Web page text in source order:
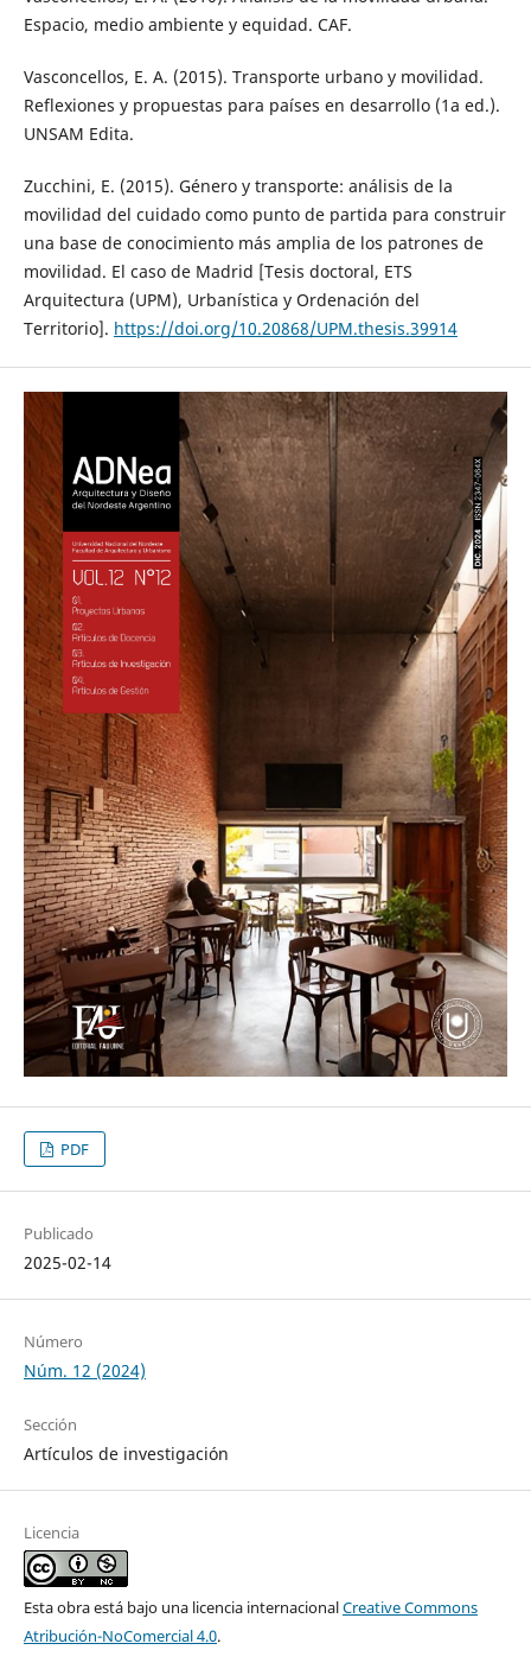
Espacio, medio ambiente y equidad. CAF.
Vasconcellos, E. A. (2015). Transporte urbano y movilidad.
Reflexiones y propuestas para países en desarrollo (1a ed.).
UNSAM Edita.
Zucchini, E. (2015). Género y transporte: análisis de la
movilidad del cuidado como punto de partida para construir
una base de conocimiento más amplia de los patrones de
movilidad. El caso de Madrid [Tesis doctoral, ETS
Arquitectura (UPM), Urbanística y Ordenación del
Territorio]. https://doi.org/10.20868/UPM.thesis.39914
PDF
Publicado
2025-02-14
Número
Núm. 12 (2024)
Sección
Artículos de investigación
Licencia
Esta obra está bajo una licencia internacionalCreative Commons
Atribución-NoComercial 4.0.